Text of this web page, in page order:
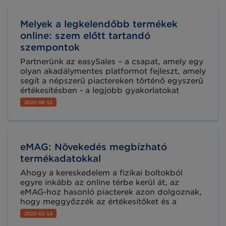
partnerek bevonásában látja növekedésének
fő motorját.
Melyek a legkelendőbb termékek
online: szem előtt tartandó
szempontok
Partnerünk az easySales – a csapat, amely egy
olyan akadálymentes platformot fejleszt, amely
segít a népszerű piactereken történő egyszerű
értékesítésben - a legjobb gyakorlatokat
gyűjtötte össze a kezdő és haladó online
értékesítőknek.
2022-08-12
eMAG: Növekedés megbízható
termékadatokkal
Ahogy a kereskedelem a fizikai boltokból
egyre inkább az online térbe kerül át, az
eMAG-hoz hasonló piacterek azon dolgoznak,
hogy meggyőzzék az értékesítőket és a
márkatulajdonosokat a megfelelő és hiánytalan
termékinformáció fontosságáról. A GS1
2022-01-14